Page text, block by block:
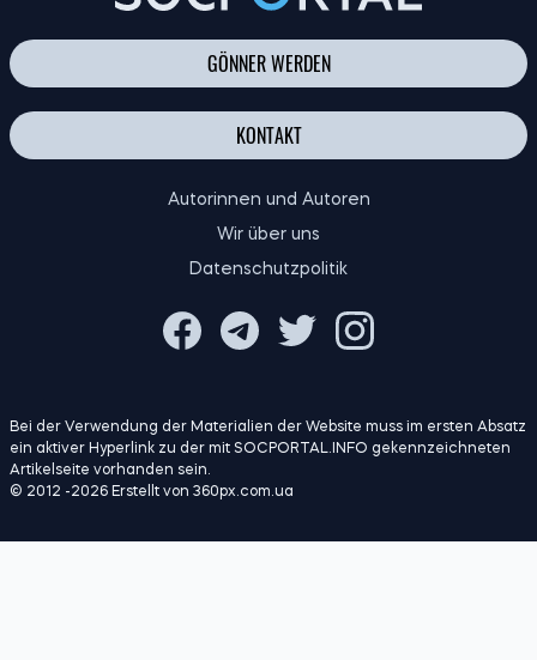
GÖNNER WERDEN
Wir über uns
Datenschutzpolitik
Bei der Verwendung der Materialien der Website muss im ersten Absatz
ein aktiver Hyperlink zu der mit SOCPORTAL.INFO gekennzeichneten
© 2012 -2026 Erstellt von 360px.com.ua